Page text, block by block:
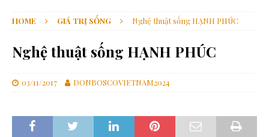
HOME GIÁ TRỊ SỐNG Nghệ thuật sống HẠNH PHÚC
Nghệ thuật sống HẠNH PHÚC
03/11/2017 DONBOSCOVIETNAM2024